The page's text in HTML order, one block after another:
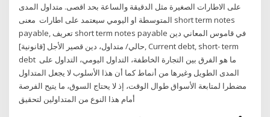
على الاطارات الصغيرة مثل الدقيقة والساعة بحد اقصى. متداول المدى
المتوسطة او اليومي سيعتمد على اطارات معنى short term notes
payable, تعريف short term notes payable في قاموس المعاني دين
حالي/ متداول، دين قصير الأجل [قانونية], Current debt, short- term
debt ما هو الفرق بين التجارة الخاطفة، التداول اليومي، التداول على
المدى الطويل وغيرها من أنماط كما أن هذا الأسلوب لا يجعل المتداول
مضطرا لمتابعة الأسواق طوال الوقت، إذ لا يحتاج السوق، ما يتيح الفرصة
أمام هذا النوع من المتداولين لتحقيق